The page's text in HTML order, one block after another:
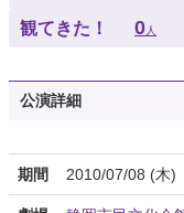
観てきた！ 0人
公演詳細
期間 2010/07/08 (木)